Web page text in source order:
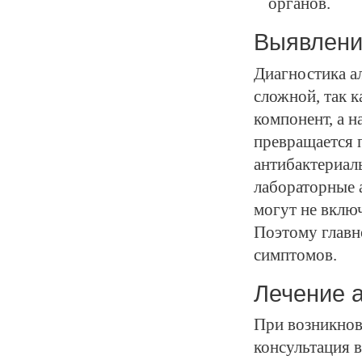
Диагностика
сложной, так
компонент, а
превращается
лабораторные
могут не
Поэтому
симптомов.
Лечение
При
консультация